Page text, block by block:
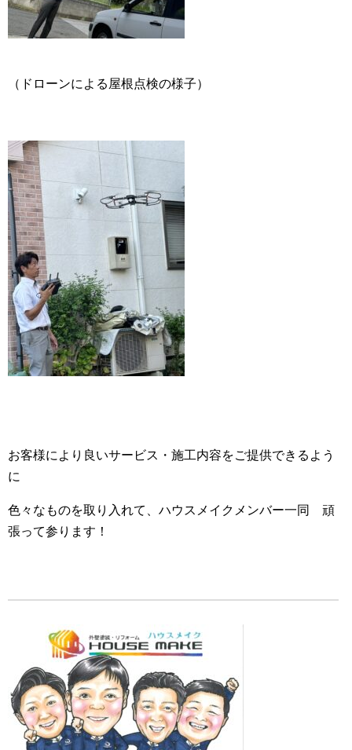
（ドローンによる屋根点検の様子）
お客様により良いサービス・施工内容をご提供できるよう
に
色々なものを取り入れて、ハウスメイクメンバー一同 頑
張って参ります！